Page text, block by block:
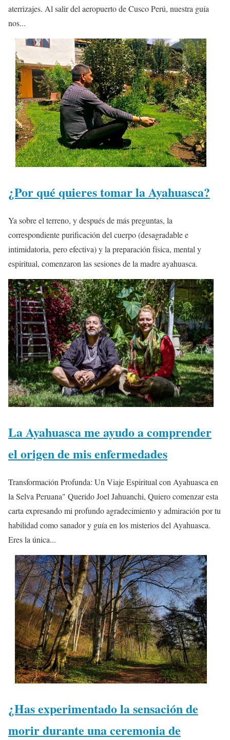
aterrizajes. Al salir del aeropuerto de Cusco Perú, nuestra guía
nos...
¿Por qué quieres tomar la Ayahuasca?
Ya sobre el terreno, y después de más preguntas, la
correspondiente purificación del cuerpo (desagradable e
intimidatoria, pero efectiva) y la preparación física, mental y
espiritual, comenzaron las sesiones de la madre ayahuasca.
La Ayahuasca me ayudo a comprender
el origen de mis enfermedades
Transformación Profunda: Un Viaje Espiritual con Ayahuasca en
la Selva Peruana" Querido Joel Jahuanchi, Quiero comenzar esta
carta expresando mi profundo agradecimiento y admiración por tu
habilidad como sanador y guía en los misterios del Ayahuasca.
Eres la única...
¿Has experimentado la sensación de
morir durante una ceremonia de